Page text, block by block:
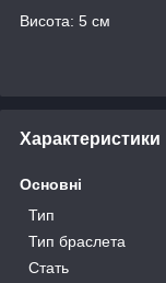
Висота: 5 см
Характеристики
Основні
Тип
Тип браслета
Стать